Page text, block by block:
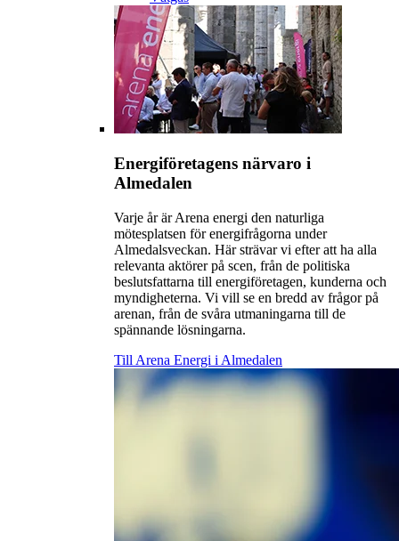
Energiföretagens närvaro i
Almedalen
Varje år är Arena energi den naturliga
mötesplatsen för energifrågorna under
Almedalsveckan. Här strävar vi efter att ha alla
relevanta aktörer på scen, från de politiska
beslutsfattarna till energiföretagen, kunderna och
myndigheterna. Vi vill se en bredd av frågor på
arenan, från de svåra utmaningarna till de
spännande lösningarna.
Till Arena Energi i Almedalen